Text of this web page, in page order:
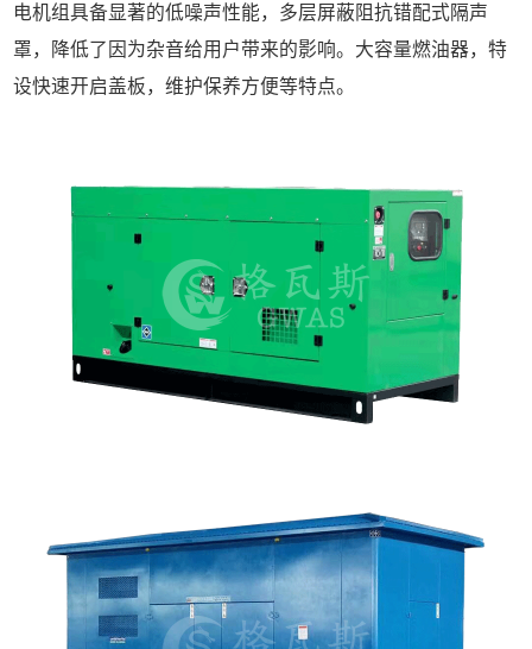
电机组具备显著的低噪声性能，多层屏蔽阻抗错配式隔声
罩，降低了因为杂音给用户带来的影响。大容量燃油器，特
设快速开启盖板，维护保养方便等特点。